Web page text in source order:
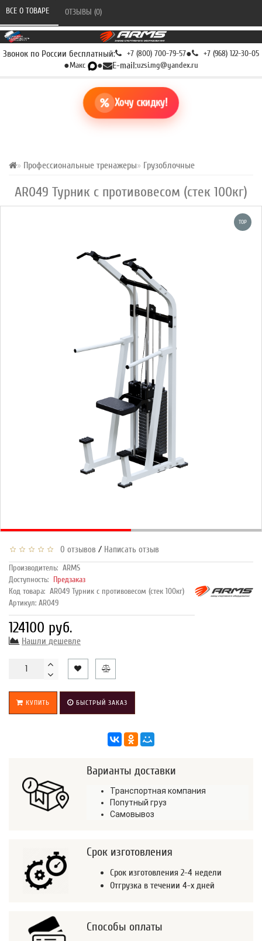
Звонок по России бесплатный: +7 (800) 700-79-57● +7 (968) 122-30-05
●Макс ● E-mail:uzsi.mg@yandex.ru
Хочу скидку!
Профессиональные тренажеры Грузоблочные
AR049 Турник с противовесом (стек 100кг)
ВСЕ О ТОВАРЕ ОТЗЫВЫ (0)
TOP
0 отзывов / Написать отзыв
Производитель: ARMS
Доступность: Предзаказ
Код товара: AR049 Турник с противовесом (стек 100кг)
Артикул: AR049
124100 руб.
Нашли дешевле
КУПИТЬ БЫСТРЫЙ ЗАКАЗ
Варианты доставки
Транспортная компания
Попутный груз
Самовывоз
Срок изготовления
Срок изготовления 2-4 недели
Отгрузка в течении 4-х дней
Способы оплаты